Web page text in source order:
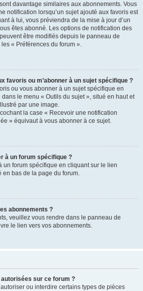
davantage similaires aux abonnements. Vous
notification lorsqu’un sujet ajouté aux favoris est
à lui, vous préviendra de la mise à jour d’un
êtes abonné. Les options de notification des
être modifiés depuis le panneau de
« Préférences du forum ».
favoris ou m’abonner à un sujet spécifique ?
ou vous abonner à un sujet spécifique en
le menu « Outils du sujet », situé en haut et
par une image.
la case « Recevoir une notification
» équivaut à vous abonner à ce sujet.
à un forum spécifique ?
un forum spécifique en cliquant sur le lien
en bas de la page du forum.
abonnements ?
veuillez vous rendre dans le panneau de
le lien vers vos abonnements.
sur ce forum ?
ou interdire certains types de pièces